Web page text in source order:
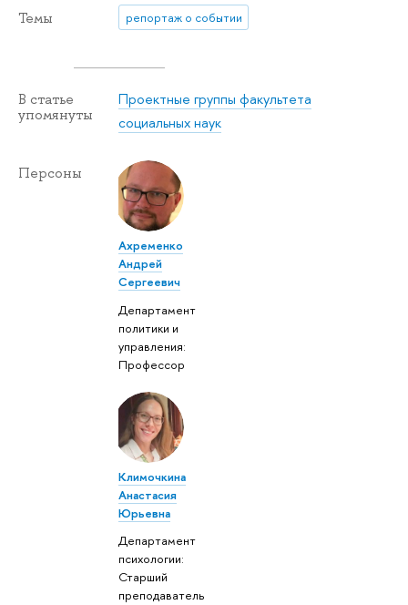
Темы репортаж о событии
В статье
упомянуты
Проектные группы факультета
социальных наук
Персоны
Ахременко
Андрей
Сергеевич
Департамент
политики и
управления:
Профессор
Климочкина
Анастасия
Юрьевна
Департамент
психологии:
Старший
преподаватель